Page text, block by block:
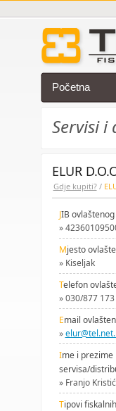
Početna
Servisi
ELUR
Gdje kupiti? /
JIB
»
Mjesto
» Kiseljak
Telefon
» 030/877 173
Email
»
Ime i prezime
servisa/
» Franjo Kristić
Tipovi